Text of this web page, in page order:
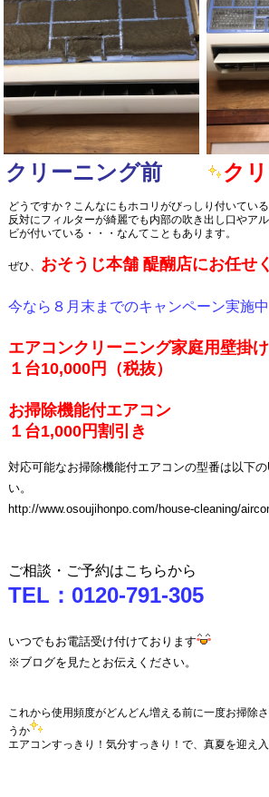
クリーニング前 ク
どうですか？こんなにもホコリがびっしり付いてい
反対にフィルターが綺麗でも内部の吹き出し口やア
ビが付いている・・・なんてこともあります。
ぜひ、 おそうじ本舗 醍醐店にお任せ
今なら８月末までのキャンペーン実施中
エアコンクリーニング家庭用壁掛
１台10,000円（税抜）
お掃除機能付エアコン
１台1,000円割引き
対応可能なお掃除機能付エアコンの型番は以下
い。
http://www.osoujihonpo.com/house-cleaning/
ご相談・ご予約はこちらから
TEL：0120-791-305
いつでもお電話受け付けております
※ブログを見たとお伝えください。
これから使用頻度がどんどん増える前に一度お掃除
うか
エアコンすっきり！気分すっきり！で、真夏を迎え入